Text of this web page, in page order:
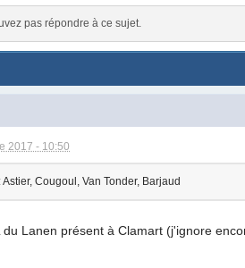
pas répondre à ce sujet.
2017 - 10:50
Cougoul, Van Tonder, Barjaud
du Lanen présent à Clamart (j'ignore